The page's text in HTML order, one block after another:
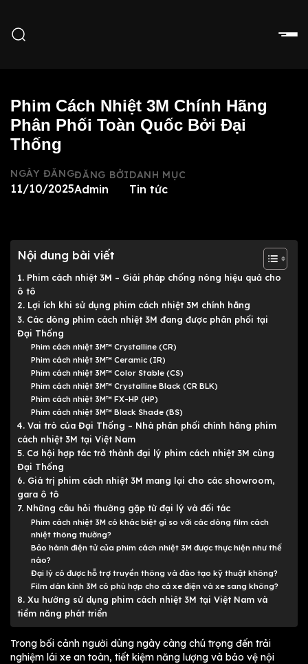
Phim Cách Nhiệt 3M Chính Hãng
Phân Phối Toàn Quốc Bởi Đại
Thống
NGÀY ĐĂNG
11/10/2025
ĐĂNG BỞI
Admin
DANH MỤC
Tin tức
Nội dung bài viết
1. Phim cách nhiệt 3M – Giải pháp chống nóng hiệu quả cho
ô tô
2. Lợi ích khi sử dụng phim cách nhiệt 3M chính hãng
3. Các dòng phim cách nhiệt 3M đang được phân phối tại
Đại Thống
Phim cách nhiệt 3M™ Crystalline (CR)
Phim cách nhiệt 3M™ Ceramic (IR)
Phim cách nhiệt 3M™ Color Stable (CS)
Phim cách nhiệt 3M™ Crystalline Black (CR BLK)
Phim cách nhiệt 3M™ FX-HP (HP)
Phim cách nhiệt 3M™ Black Shade (BS)
4. Vai trò của Đại Thống – Nhà phân phối chính hãng phim
cách nhiệt 3M tại Việt Nam
5. Cơ hội hợp tác trở thành đại lý phim cách nhiệt 3M cùng
Đại Thống
6. Giá trị phim cách nhiệt 3M mang lại cho các showroom,
gara ô tô
7. Những câu hỏi thường gặp từ đại lý và đối tác
Phim cách nhiệt 3M có khác biệt gì so với các dòng film cách
nhiệt thông thường?
Bảo hành điện tử của phim cách nhiệt 3M được thực hiện như thế
nào?
Đại lý có được hỗ trợ truyền thông và đào tạo kỹ thuật không?
Film dán kính 3M có phù hợp cho cả xe điện và xe sang không?
8. Xu hướng sử dụng phim cách nhiệt 3M tại Việt Nam và
tiềm năng phát triển
Trong bối cảnh người dùng ngày càng chú trọng đến trải
nghiệm lái xe an toàn, tiết kiệm năng lượng và bảo vệ nội